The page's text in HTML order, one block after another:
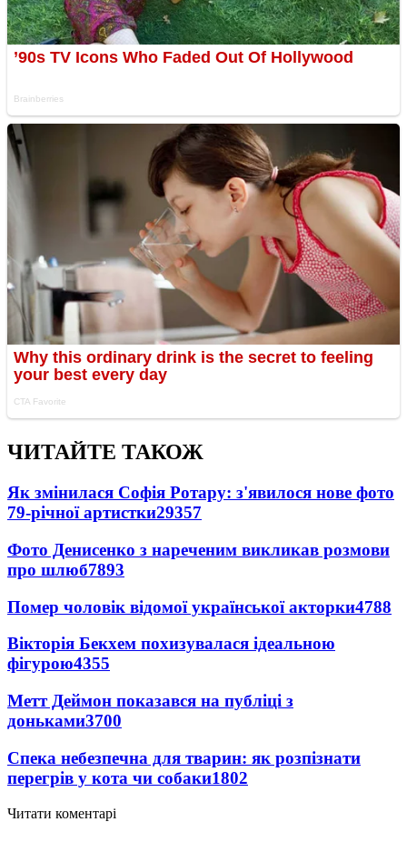
ЧИТАЙТЕ ТАКОЖ
Як змінилася Софія Ротару: з'явилося нове фото
79-річної артистки29357
Фото Денисенко з нареченим викликав розмови
про шлюб7893
Помер чоловік відомої української акторки4788
Вікторія Бекхем похизувалася ідеальною
фігурою4355
Метт Деймон показався на публіці з
доньками3700
Спека небезпечна для тварин: як розпізнати
перегрів у кота чи собаки1802
Читати коментарі